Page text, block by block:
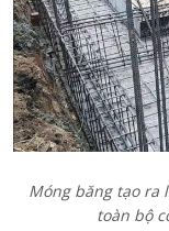
Móng băng tạo ra
toàn bộ